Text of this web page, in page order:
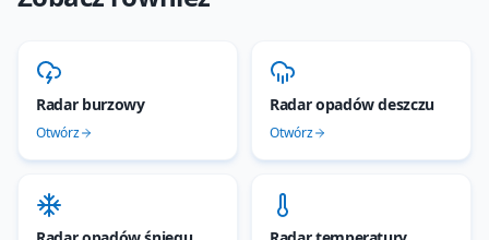
Radar burzowy
Otwórz
Radar opadów deszczu
Otwórz